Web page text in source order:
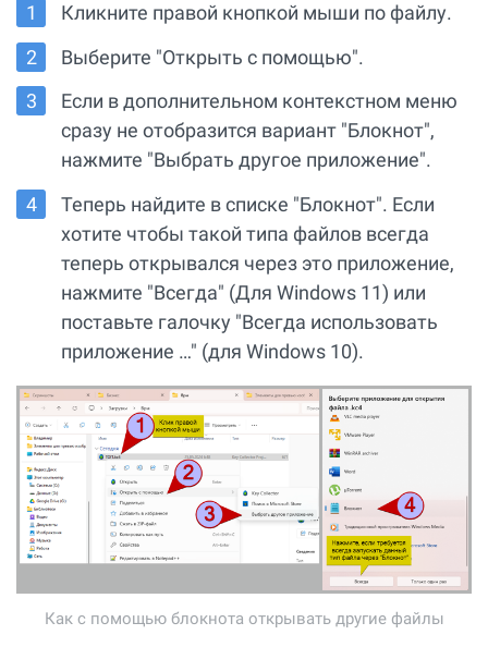
Кликните правой кнопкой мыши по файлу.
Выберите "Открыть с помощью".
Если в дополнительном контекстном меню
сразу не отобразится вариант "Блокнот",
нажмите "Выбрать другое приложение".
Теперь найдите в списке "Блокнот". Если
хотите чтобы такой типа файлов всегда
теперь открывался через это приложение,
нажмите "Всегда" (Для Windows 11) или
поставьте галочку "Всегда использовать
приложение …" (для Windows 10).
Как с помощью блокнота открывать другие файлы